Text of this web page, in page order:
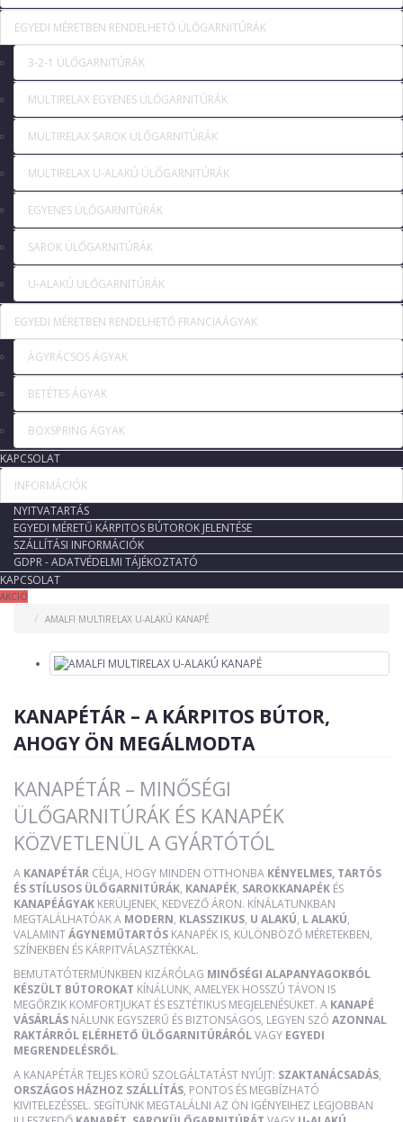
EGYEDI MÉRETBEN RENDELHETŐ ÜLŐGARNITÚRÁK
3-2-1 ÜLŐGARNITÚRÁK
MULTIRELAX EGYENES ÜLŐGARNITÚRÁK
MULTIRELAX SAROK ÜLŐGARNITÚRÁK
MULTIRELAX U-ALAKÚ ÜLŐGARNITÚRÁK
EGYENES ÜLŐGARNITÚRÁK
SAROK ÜLŐGARNITÚRÁK
U-ALAKÚ ÜLŐGARNITÚRÁK
EGYEDI MÉRETBEN RENDELHETŐ FRANCIAÁGYAK
ÁGYRÁCSOS ÁGYAK
BETÉTES ÁGYAK
BOXSPRING ÁGYAK
KAPCSOLAT
INFORMÁCIÓK
NYITVATARTÁS
EGYEDI MÉRETŰ KÁRPITOS BÚTOROK JELENTÉSE
SZÁLLÍTÁSI INFORMÁCIÓK
GDPR - ADATVÉDELMI TÁJÉKOZTATÓ
KAPCSOLAT
AKCIÓ
AMALFI MULTIRELAX U-ALAKÚ KANAPÉ
KANAPÉTÁR – A KÁRPITOS BÚTOR,
AHOGY ÖN MEGÁLMODTA
KANAPÉTÁR – MINŐSÉGI
ÜLŐGARNITÚRÁK ÉS KANAPÉK
KÖZVETLENÜL A GYÁRTÓTÓL
A KANAPÉTÁR CÉLJA, HOGY MINDEN OTTHONBA KÉNYELMES, TARTÓS
ÉS STÍLUSOS ÜLŐGARNITÚRÁK, KANAPÉK, SAROKKANAPÉK ÉS
KANAPÉÁGYAK KERÜLJENEK, KEDVEZŐ ÁRON. KÍNÁLATUNKBAN
MEGTALÁLHATÓAK A MODERN, KLASSZIKUS, U ALAKÚ, L ALAKÚ,
VALAMINTÁGYNEMŰTARTÓS KANAPÉK IS, KÜLÖNBÖZŐ MÉRETEKBEN,
SZÍNEKBEN ÉS KÁRPITVÁLASZTÉKKAL.
BEMUTATÓTERMÜNKBEN KIZÁRÓLAG MINŐSÉGI ALAPANYAGOKBÓL
KÉSZÜLT BÚTOROKAT KÍNÁLUNK, AMELYEK HOSSZÚ TÁVON IS
MEGŐRZIK KOMFORTJUKAT ÉS ESZTÉTIKUS MEGJELENÉSÜKET. A KANAPÉ
VÁSÁRLÁS NÁLUNK EGYSZERŰ ÉS BIZTONSÁGOS, LEGYEN SZÓ AZONNAL
RAKTÁRRÓL ELÉRHETŐ ÜLŐGARNITÚRÁRÓLVAGY EGYEDI
MEGRENDELÉSRŐL.
A KANAPÉTÁR TELJES KÖRŰ SZOLGÁLTATÁST NYÚJT: SZAKTANÁCSADÁS,
ORSZÁGOS HÁZHOZ SZÁLLÍTÁS, PONTOS ÉS MEGBÍZHATÓ
KIVITELEZÉSSEL. SEGÍTÜNK MEGTALÁLNI AZ ÖN IGÉNYEIHEZ LEGJOBBAN